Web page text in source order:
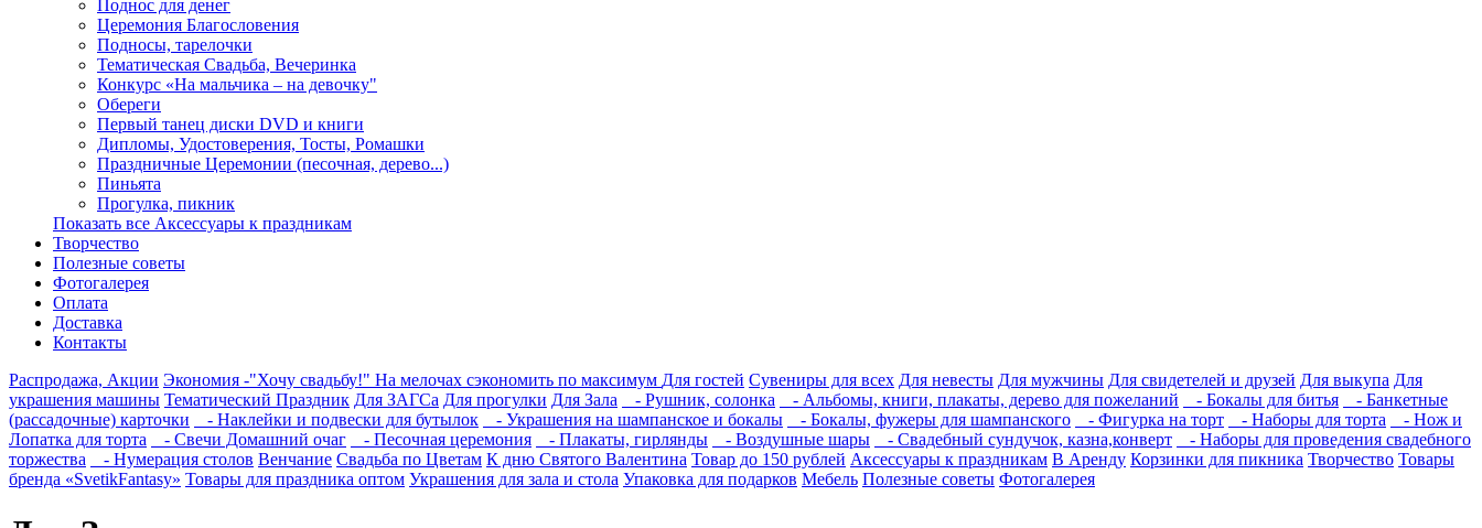
Поднос для денег
Церемония Благословения
Подносы, тарелочки
Тематическая Свадьба, Вечеринка
Конкурс «На мальчика – на девочку"
Обереги
Первый танец диски DVD и книги
Дипломы, Удостоверения, Тосты, Ромашки
Праздничные Церемонии (песочная, дерево...)
Пиньята
Прогулка, пикник
Показать все Аксессуары к праздникам
Творчество
Полезные советы
Фотогалерея
Оплата
Доставка
Контакты
Распродажа, Акции Экономия -"Хочу свадьбу!" На мелочах сэкономить по максимум Для гостей Сувениры для всех Для невесты Для мужчины Для свидетелей и друзей Для выкупа Для
украшения машины Тематический Праздник Для ЗАГСа Для прогулки Для Зала - Рушник, солонка - Альбомы, книги, плакаты, дерево для пожеланий - Бокалы для битья
- Банкетные
(рассадочные) карточки
- Наклейки и подвески для бутылок - Украшения на шампанское и бокалы - Бокалы, фужеры для шампанского - Фигурка на торт - Наборы для торта
- Нож и
Лопатка для торта
- Свечи Домашний очаг - Песочная церемония - Плакаты, гирлянды - Воздушные шары - Свадебный сундучок, казна,конверт
- Наборы для проведения свадебного
торжества
- Нумерация столов Венчание Свадьба по Цветам К дню Святого Валентина Товар до 150 рублей Аксессуары к праздникам В Аренду Корзинки для пикника Творчество Товары
бренда «SvetikFantasy» Товары для праздника оптом Украшения для зала и стола Упаковка для подарков Мебель Полезные советы Фотогалерея